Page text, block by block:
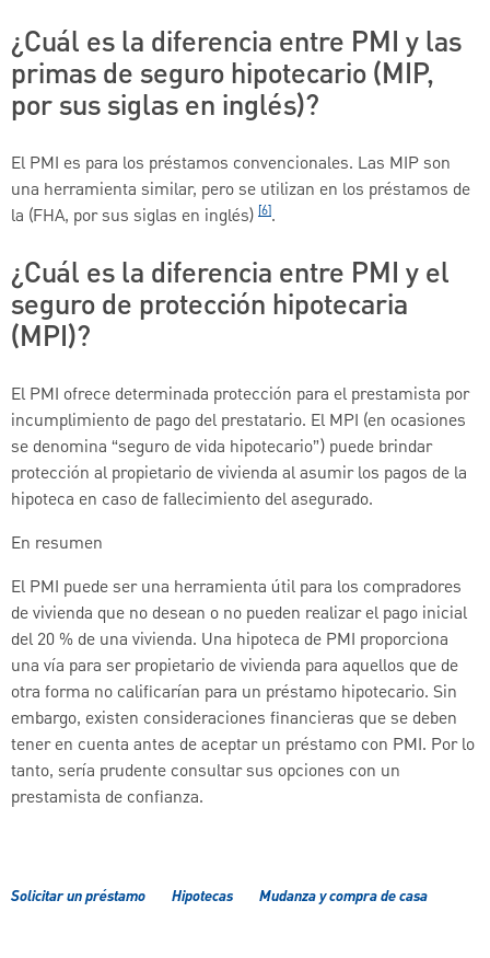
¿Cuál es la diferencia entre PMI y las
primas de seguro hipotecario (MIP,
por sus siglas en inglés)?
El PMI es para los préstamos convencionales. Las MIP son
una herramienta similar, pero se utilizan en los préstamos de
la (FHA, por sus siglas en inglés) [6].
¿Cuál es la diferencia entre PMI y el
seguro de protección hipotecaria
(MPI)?
El PMI ofrece determinada protección para el prestamista por
incumplimiento de pago del prestatario. El MPI (en ocasiones
se denomina “seguro de vida hipotecario”) puede brindar
protección al propietario de vivienda al asumir los pagos de la
hipoteca en caso de fallecimiento del asegurado.
En resumen
El PMI puede ser una herramienta útil para los compradores
de vivienda que no desean o no pueden realizar el pago inicial
del 20 % de una vivienda. Una hipoteca de PMI proporciona
una vía para ser propietario de vivienda para aquellos que de
otra forma no calificarían para un préstamo hipotecario. Sin
embargo, existen consideraciones financieras que se deben
tener en cuenta antes de aceptar un préstamo con PMI. Por lo
tanto, sería prudente consultar sus opciones con un
prestamista de confianza.
Solicitar un préstamo Hipotecas Mudanza y compra de casa